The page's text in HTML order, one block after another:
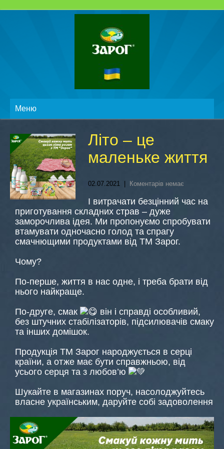
Меню
Літо – це
маленьке життя
02.07.2021 Коментарів немає
І витрачати безцінний час на
приготування складних страв – дуже
заморочлива ідея. Ми пропонуємо спробувати
втамувати одночасно голод та спрагу
смачнющими продуктами від ТМ Зарог.
Чому?
По-перше, життя в нас одне, і треба брати від
нього найкраще.
По-друге, смак
він і справді особливий,
без штучних стабілізаторів, підсилювачів смаку
та інших домішок.
Продукція ТМ Зарог народжується в серці
країни, а отже має бути справжньою, від
усього серця та з любов’ю
Шукайте в магазинах поруч, насолоджуйтесь
власне українським, даруйте собі задоволення